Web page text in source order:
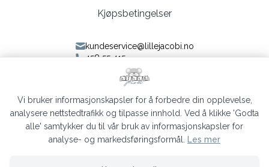
Kjøpsbetingelser
kundeservice@lillejacobi.no
458 55 415
Følg oss på Facebook
Følg oss på Instagram
Vi bruker informasjonskapsler for å forbedre din opplevelse,
analysere nettstedtrafikk og tilpasse innhold. Ved å klikke 'Godta
alle' samtykker du til vår bruk av informasjonskapsler for
analyse- og markedsføringsformål.
Les mer